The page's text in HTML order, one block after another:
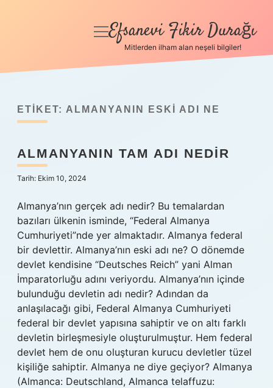
Anasayfa
Yasal Uyarı
Hakkımızda
menüyü
Efsanevi Fikir Durağı
Mitlerden ilham alan neşeli bilgiler!
ETIKET: ALMANYANIN ESKI ADI NE
ALMANYANIN TAM ADI NEDIR
Tarih: Ekim 10, 2024
Almanya’nın gerçek adı nedir? Bu temalardan
bazıları ülkenin isminde, “Federal Almanya
Cumhuriyeti”nde yer almaktadır. Almanya federal
bir devlettir. Almanya’nın eski adı ne? O dönemde
devlet kendisine “Deutsches Reich” yani Alman
İmparatorluğu adını veriyordu. Almanya’nın içinde
bulunduğu devletin adı nedir? Adından da
anlaşılacağı gibi, Federal Almanya Cumhuriyeti
federal bir devlet yapısına sahiptir ve on altı farklı
devletin birleşmesiyle oluşturulmuştur. Hem federal
devlet hem de onu oluşturan kurucu devletler tüzel
kişiliğe sahiptir. Almanya ne diye geçiyor? Almanya
(Almanca: Deutschland, Almanca telaffuzu: